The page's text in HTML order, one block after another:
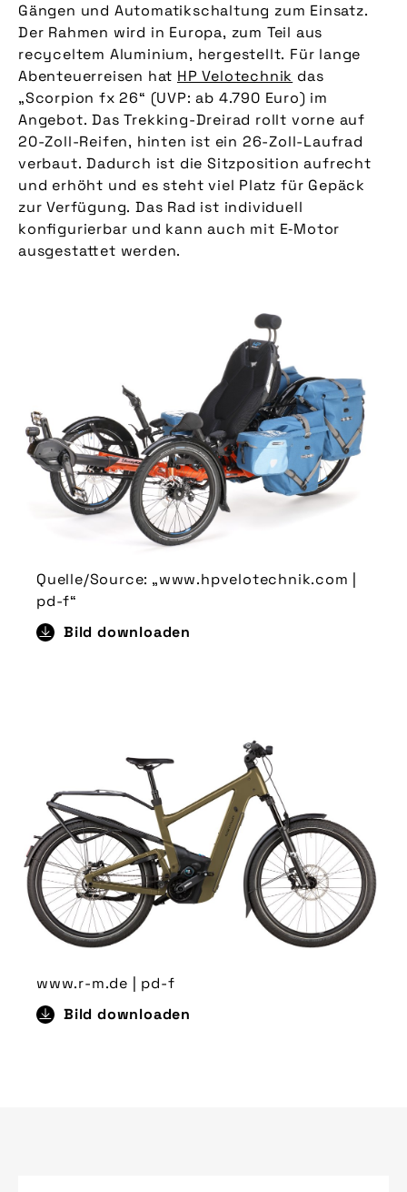
Gängen und Automatikschaltung zum Einsatz.
Der Rahmen wird in Europa, zum Teil aus
recyceltem Aluminium, hergestellt. Für lange
Abenteuerreisen hat HP Velotechnik das
„Scorpion fx 26“ (UVP: ab 4.790 Euro) im
Angebot. Das Trekking-Dreirad rollt vorne auf
20-Zoll-Reifen, hinten ist ein 26-Zoll-Laufrad
verbaut. Dadurch ist die Sitzposition aufrecht
und erhöht und es steht viel Platz für Gepäck
zur Verfügung. Das Rad ist individuell
konfigurierbar und kann auch mit E‑Motor
ausgestattet werden.
Quelle/Source: „www.hpvelotechnik.com |
pd-f“
Bild downloaden
www.r-m.de | pd-f
Bild downloaden